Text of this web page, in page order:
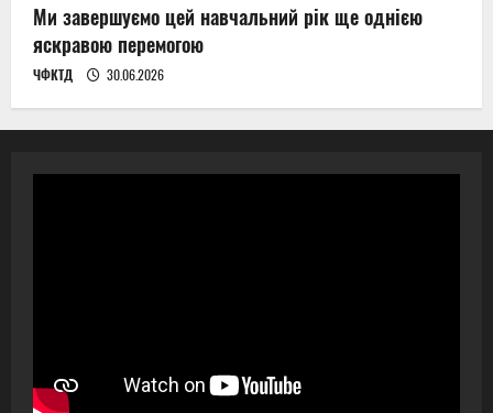
Ми завершуємо цей навчальний рік ще однією
яскравою перемогою
ЧФКТД 30.06.2026